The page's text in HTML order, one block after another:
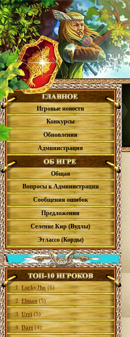
Игровые новости
Конкурсы
Обновления
Администрация
Общая
Вопросы к Администрации
Сообщения ошибок
Предложения
Селение Кир (Вудлы)
Этлассо (Корды)
1. LuckyJho (6)
2. Elman(5)
3. Urri (5)
4. Dart (4)